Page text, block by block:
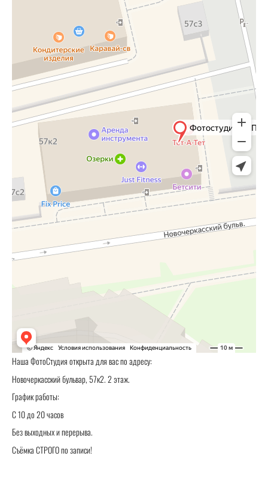
Наша ФотоСтудия открыта для вас по адресу:
Новочеркасский бульвар, 57к2. 2 этаж.
График работы:
С 10 до 20 часов
Без выходных и перерыва.
Съёмка СТРОГО по записи!